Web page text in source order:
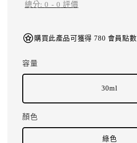
總分:0 - 0 評價
購買此產品可獲得 780 會員點數
容量
30ml
顏色
綠色